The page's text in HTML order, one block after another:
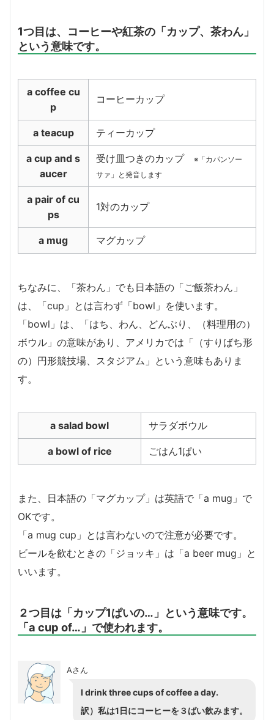
1つ目は、コーヒーや紅茶の「カップ、茶わん」
という意味です。
a coffee cu
p
コーヒーカップ
a teacup ティーカップ
a cup and s
aucer
受け皿つきのカップ
※「カパンソー
サァ」と発音します
a pair of cu
ps
1対のカップ
a mug マグカップ
ちなみに、「茶わん」でも日本語の「ご飯茶わん」
は、「cup」とは言わず「bowl」を使います。
「bowl」は、「はち、わん、どんぶり、（料理用の）
ボウル」の意味があり、アメリカでは「（すりばち形
の）円形競技場、スタジアム」という意味もありま
す。
a salad bowl サラダボウル
a bowl of rice ごはん1ぱい
また、日本語の「マグカップ」は英語で「a mug」で
OKです。
「a mug cup」とは言わないので注意が必要です。
ビールを飲むときの「ジョッキ」は「a beer mug」と
いいます。
２つ目は「カップ1ぱいの…」という意味です。
「a cup of…」で使われます。
Aさん
I drink three cups of coffee a day.
訳）私は1日にコーヒーを３ばい飲みます。